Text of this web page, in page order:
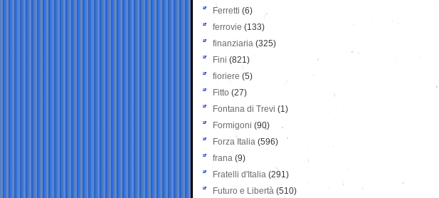
Ferretti (6)
ferrovie (133)
finanziaria (325)
Fini (821)
fioriere (5)
Fitto (27)
Fontana di Trevi (1)
Formigoni (90)
Forza Italia (596)
frana (9)
Fratelli d'Italia (291)
Futuro e Libertà (510)